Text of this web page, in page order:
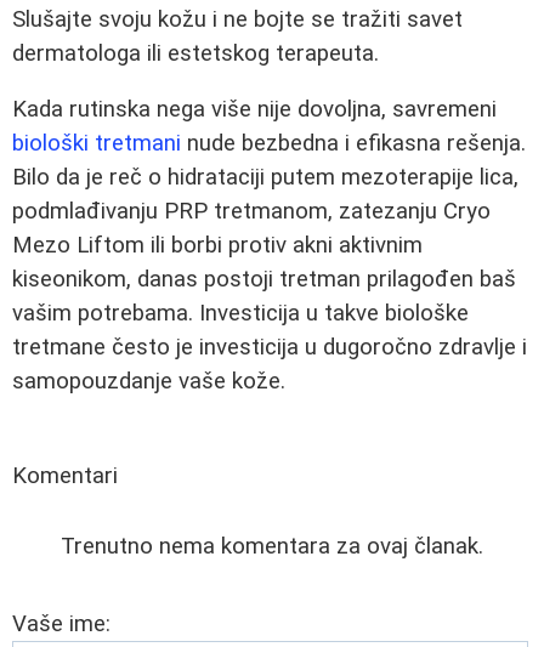
Slušajte svoju kožu i ne bojte se tražiti savet
dermatologa ili estetskog terapeuta.
Kada rutinska nega više nije dovoljna, savremeni
biološki tretmani nude bezbedna i efikasna rešenja.
Bilo da je reč o hidrataciji putem mezoterapije lica,
podmlađivanju PRP tretmanom, zatezanju Cryo
Mezo Liftom ili borbi protiv akni aktivnim
kiseonikom, danas postoji tretman prilagođen baš
vašim potrebama. Investicija u takve biološke
tretmane često je investicija u dugoročno zdravlje i
samopouzdanje vaše kože.
Komentari
Trenutno nema komentara za ovaj članak.
Vaše ime: